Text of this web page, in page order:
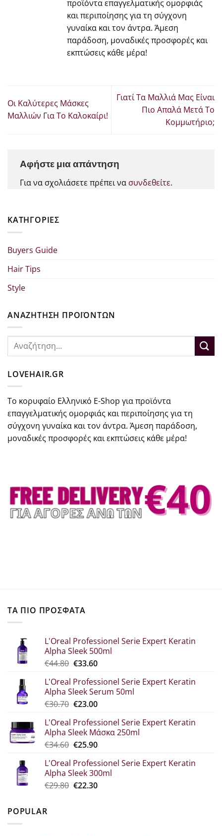
προϊόντα επαγγελματικής ομορφιάς
και περιποίησης για τη σύγχονη
γυναίκα και τον άντρα. Άμεση
παράδοση, μοναδικές προσφορές και
εκπτώσεις κάθε μέρα!
Οι Καλύτερες Μάσκες
Μαλλιών Για Το Καλοκαίρι!
Γιατί Τα Μαλλιά Μας Είναι
Πιο Απαλά Μετά Το
Κομμωτήριο;
Αφήστε μια απάντηση
Για να σχολιάσετε πρέπει να συνδεθείτε.
KΑΤΗΓΟΡΊΕΣ
Buyers Guide
Hair Tips
Style
ΑΝΑΖΗΤΗΣΗ ΠΡΟΪΟΝΤΩΝ
Αναζήτηση
LOVEHAIR.GR
Το κορυφαίο Ελληνικό E-Shop για προϊόντα
επαγγελματικής ομορφιάς και περιποίησης για τη
σύγχονη γυναίκα και τον άντρα. Άμεση παράδοση,
μοναδικές προσφορές και εκπτώσεις κάθε μέρα!
ΤΑ ΠΙΟ ΠΡΟΣΦΑΤΑ
L'Oreal Professionel Serie Expert Keratin
Alpha Sleek 500ml
€44.80 Original
was:
€44.80.
€33.60Η
τιμή
είναι:
€33.60.
L'Oreal Professionel Serie Expert Keratin
Alpha Sleek Serum 50ml
€30.70 Original
was:
€30.70.
€23.00Η
τιμή
είναι:
€23.00.
L'Oreal Professionel Serie Expert Keratin
Alpha Sleek Μάσκα 250ml
€34.60 Original
was:
€34.60.
€25.90Η
τιμή
είναι:
€25.90.
L'Oreal Professionel Serie Expert Keratin
Alpha Sleek 300ml
€29.80 Original
€22.30Η
POPULAR